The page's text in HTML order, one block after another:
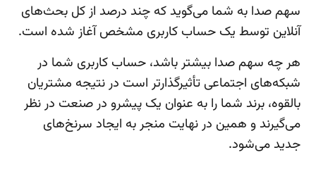
سهم صدا به شما می‌گوید که چند درصد از کل بحث‌های
آنلاین توسط یک حساب کاربری مشخص آغاز شده است.
هر چه سهم صدا بیشتر باشد، حساب کاربری شما در
شبکه‌های اجتماعی تأثیرگذارتر است در نتیجه مشتریان
بالقوه، برند شما را به عنوان یک پیشرو در صنعت در نظر
می‌گیرند و همین در نهایت منجر به ایجاد سرنخ‌های
جدید می‌شود.